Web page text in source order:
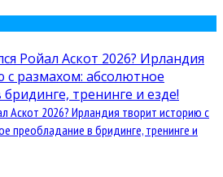
Аскот 2026? Ирландия творит историю с
преобладание в бридинге, тренинге и